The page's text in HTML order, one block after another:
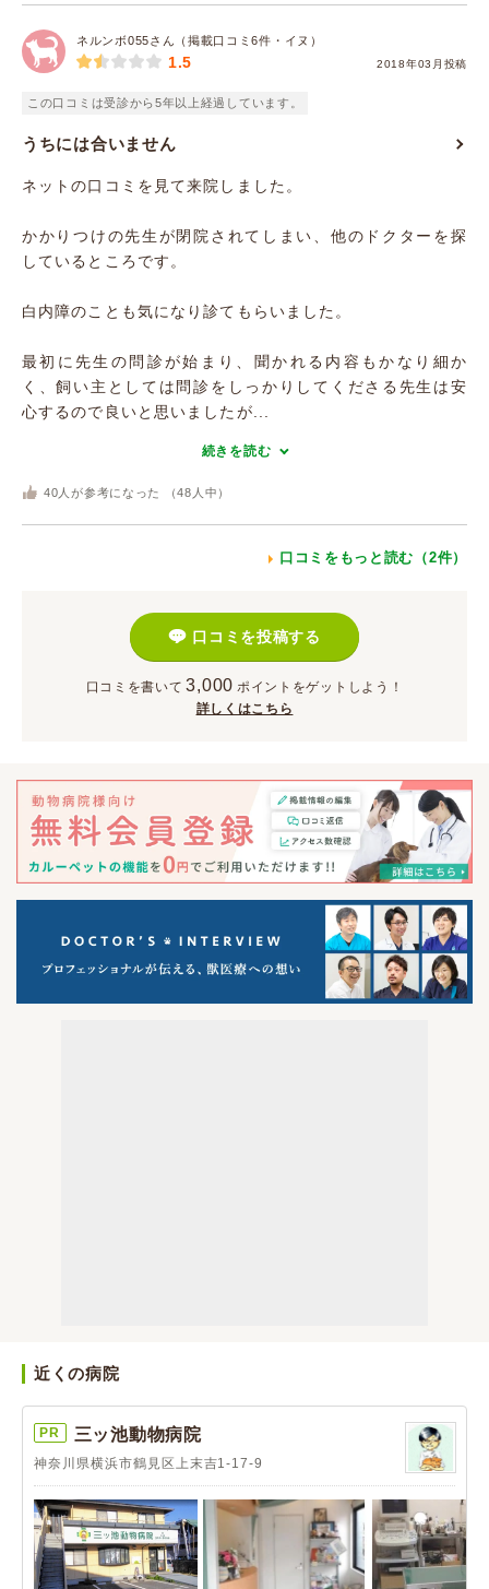
ネルンボ055さん（掲載口コミ6件・イヌ）
2018年03月投稿
1.5
この口コミは受診から5年以上経過しています。
うちには合いません
ネットの口コミを見て来院しました。
かかりつけの先生が閉院されてしまい、他のドクターを探
しているところです。
白内障のことも気になり診てもらいました。
最初に先生の問診が始まり、聞かれる内容もかなり細か
く、飼い主としては問診をしっかりしてくださる先生は安
心するので良いと思いましたが...
続きを読む
40 人が参考になった （48 人中）
口コミをもっと読む（2件）
口コミを投稿する
口コミを書いて 3,000 ポイント をゲットしよう！
詳しくはこちら
近くの病院
PR 三ッ池動物病院
神奈川県横浜市鶴見区上末吉1-17-9